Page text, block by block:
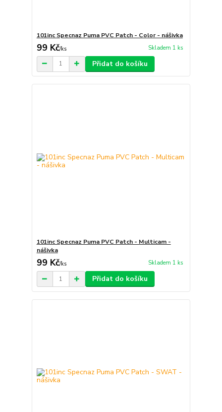
101inc Specnaz Puma PVC Patch - Color - nášivka
99 Kč/ks Skladem 1 ks
Přidat do košíku
101inc Specnaz Puma PVC Patch - Multicam -
nášivka
99 Kč/ks Skladem 1 ks
Přidat do košíku